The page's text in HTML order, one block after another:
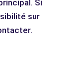
Si
sur